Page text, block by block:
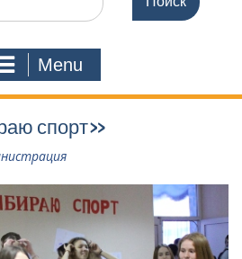
Menu
спорт»